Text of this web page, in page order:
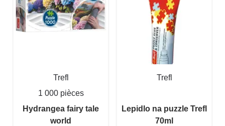
Trefl
1 000 pièces
Hydrangea fairy tale
world
Trefl
Lepidlo na puzzle Trefl
70ml